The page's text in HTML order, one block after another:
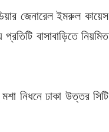
জেনারেল ইমরুল কায়েস
বাসাবাড়িতে নিয়মিত
নিধনে ঢাকা উত্তর সিটি